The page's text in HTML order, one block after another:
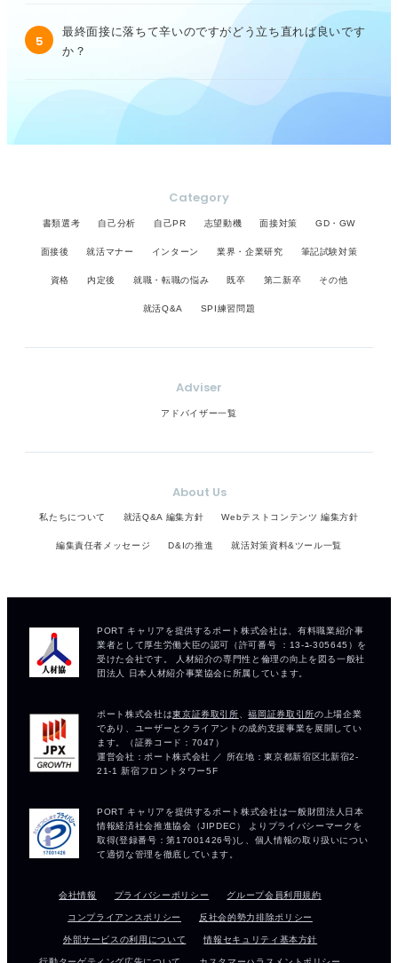
5
最終面接に落ちて辛いのですがどう立ち直れば良いです
か？
Category
書類選考 自己分析 自己PR 志望動機 面接対策 GD・GW
面接後 就活マナー インターン 業界・企業研究 筆記試験対策
資格 内定後 就職・転職の悩み 既卒 第二新卒 その他
就活Q&A SPI練習問題
Adviser
アドバイザー一覧
About Us
私たちについて 就活Q&A 編集方針 Webテストコンテンツ 編集方針
編集責任者メッセージ D&Iの推進 就活対策資料&ツール一覧
会社情報 プライバシーポリシー グループ会員利用規約
コンプライアンスポリシー 反社会的勢力排除ポリシー
外部サービスの利用について 情報セキュリティ基本方針